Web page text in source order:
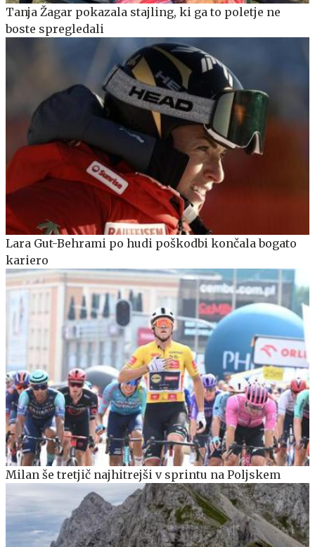
Tanja Žagar pokazala stajling, ki ga to poletje ne
boste spregledali
Lara Gut-Behrami po hudi poškodbi končala bogato
kariero
Milan še tretjič najhitrejši v sprintu na Poljskem